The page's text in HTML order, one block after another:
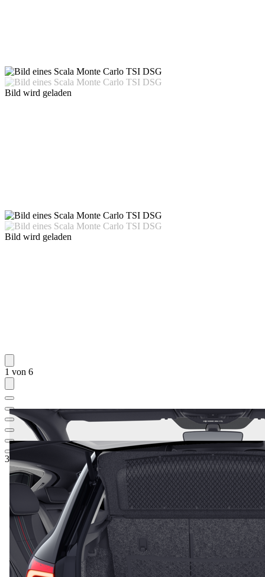
Bild wird geladen
Bild wird geladen
1 von 6
34.355,82 €